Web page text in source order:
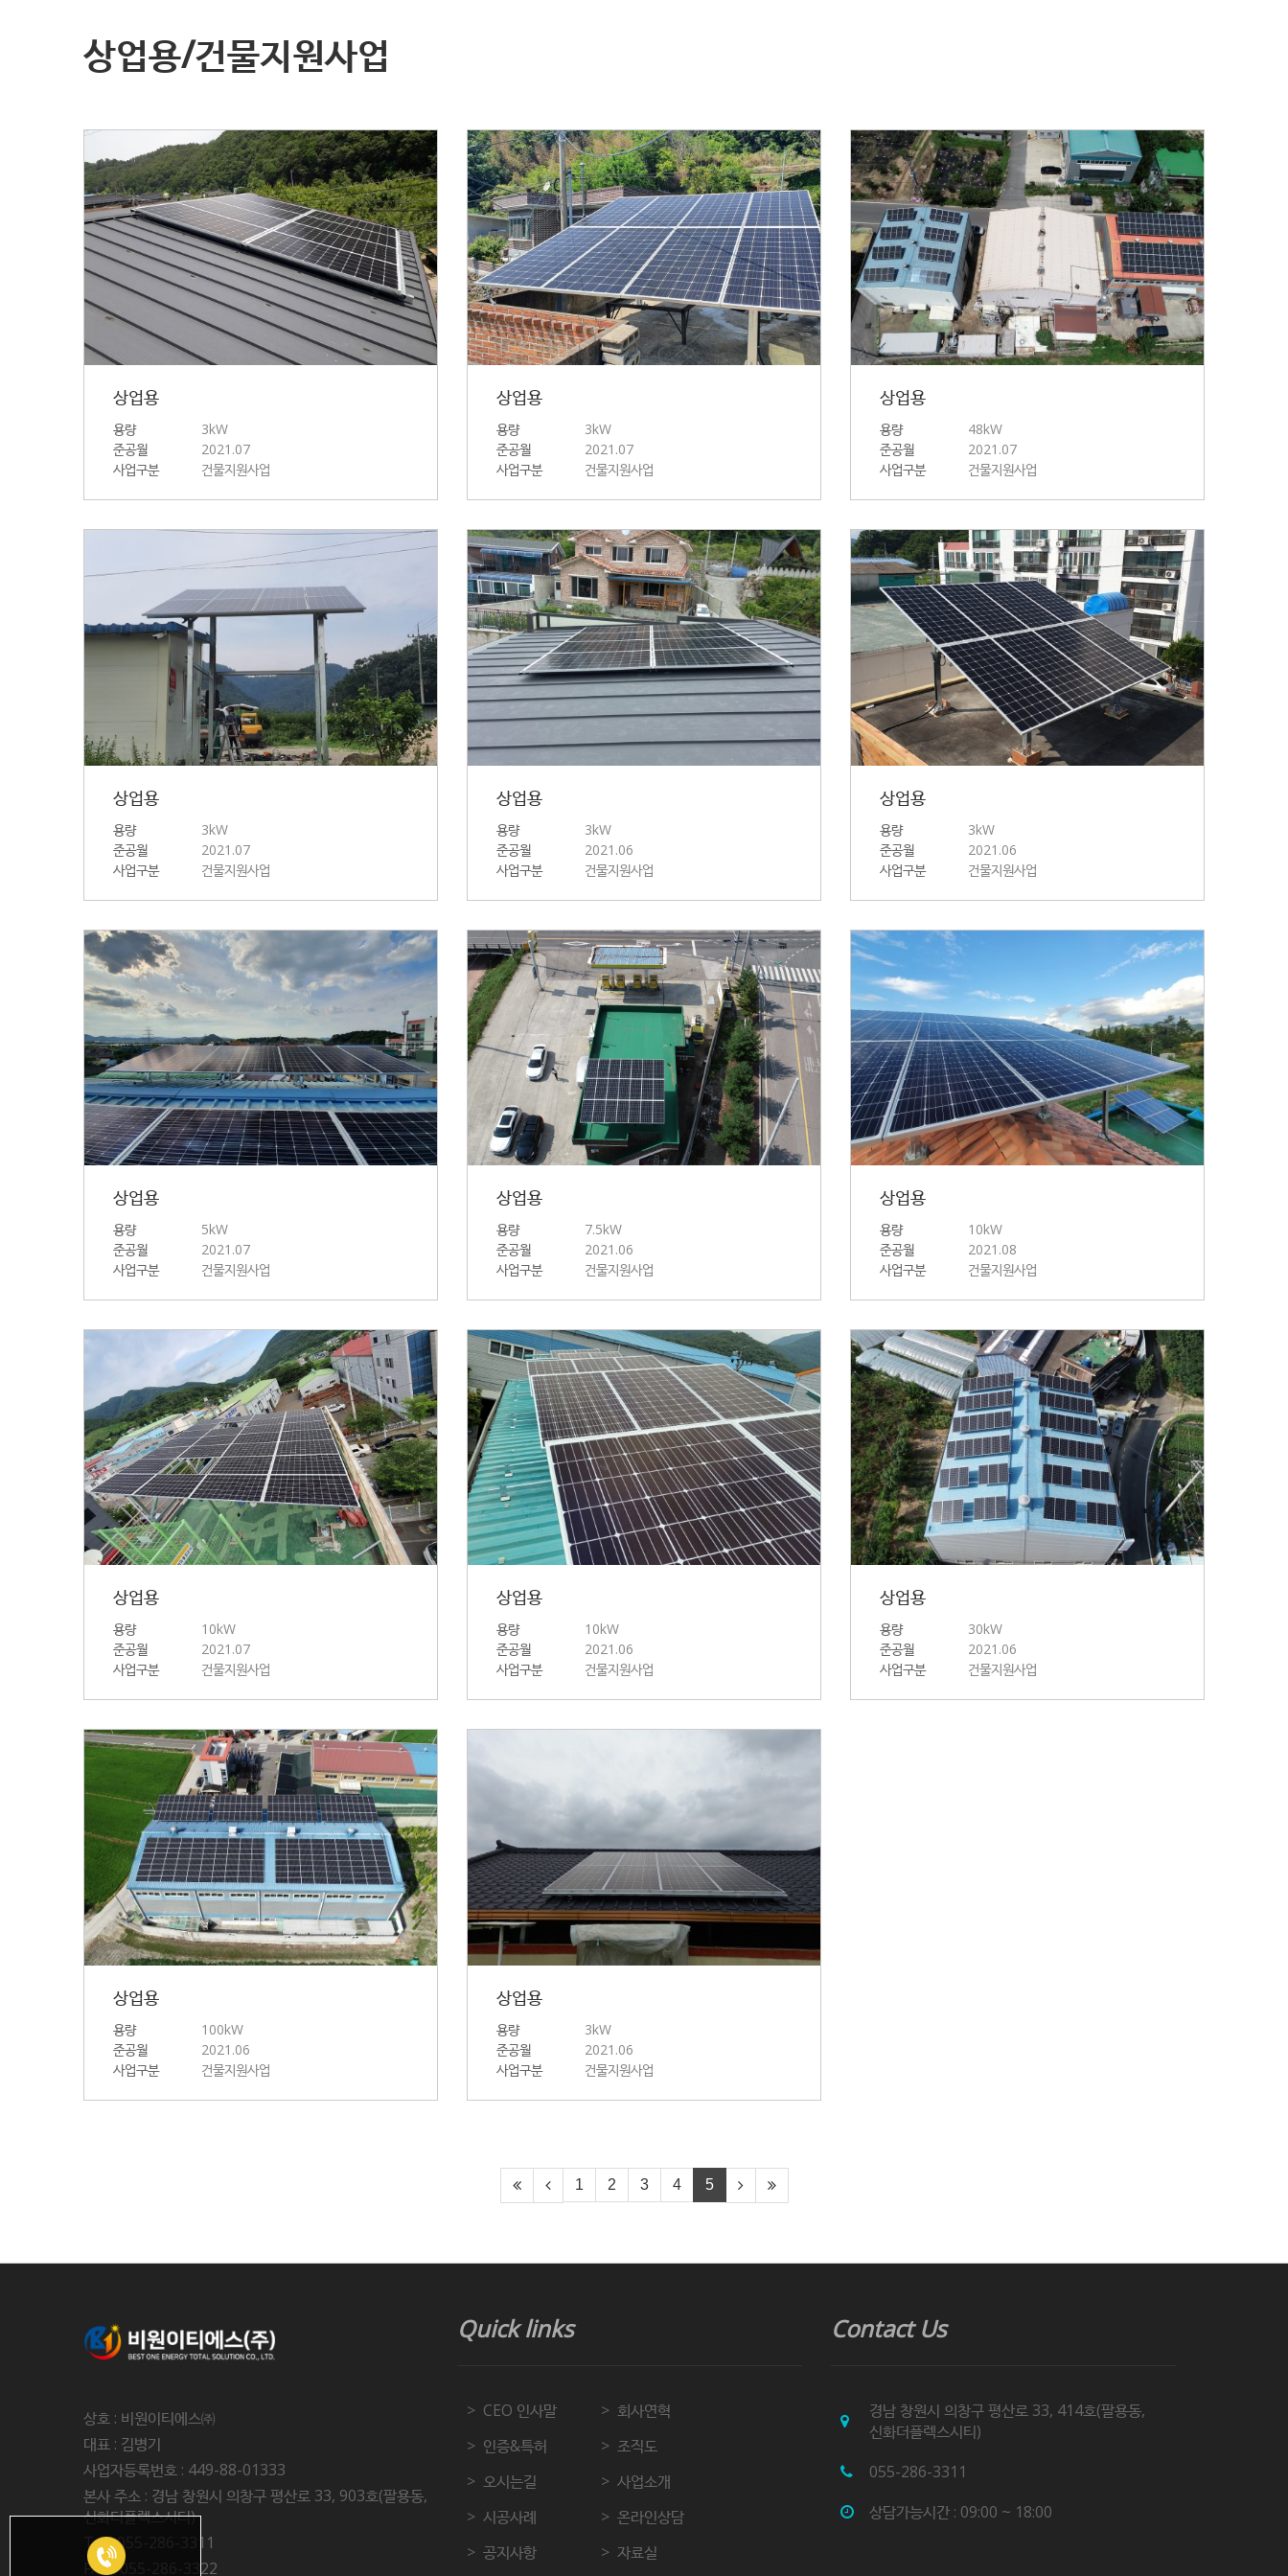
상업용/건물지원사업
상업용
용량
3kW
준공월
2021.07
사업구분
건물지원사업
상업용
용량
3kW
준공월
2021.07
사업구분
건물지원사업
상업용
용량
48kW
준공월
2021.07
사업구분
건물지원사업
상업용
용량
3kW
준공월
2021.07
사업구분
건물지원사업
상업용
용량
3kW
준공월
2021.06
사업구분
건물지원사업
상업용
용량
3kW
준공월
2021.06
사업구분
건물지원사업
상업용
용량
5kW
준공월
2021.07
사업구분
건물지원사업
상업용
용량
7.5kW
준공월
2021.06
사업구분
건물지원사업
상업용
용량
10kW
준공월
2021.08
사업구분
건물지원사업
상업용
용량
10kW
준공월
2021.07
사업구분
건물지원사업
상업용
용량
10kW
준공월
2021.06
사업구분
건물지원사업
상업용
용량
30kW
준공월
2021.06
사업구분
건물지원사업
상업용
용량
100kW
준공월
2021.06
사업구분
건물지원사업
상업용
용량
3kW
준공월
2021.06
사업구분
건물지원사업
1 2 3 4 5
상호 : 비원이티에스㈜
대표 : 김병기
사업자등록번호 : 449-88-01333
본사 주소 : 경남 창원시 의창구 평산로 33, 903호(팔용동,
신화더플렉스시티)
Tel : 055-286-3311
FAX : 055-286-3322
Quick links
CEO 인사말
회사연혁
인증&특허
조직도
오시는길
사업소개
시공사례
온라인상담
공지사항
자료실
Contact Us
경남 창원시 의창구 평산로 33, 414호(팔용동,
신화더플렉스시티)
055-286-3311
상담가능시간 : 09:00 ~ 18:00